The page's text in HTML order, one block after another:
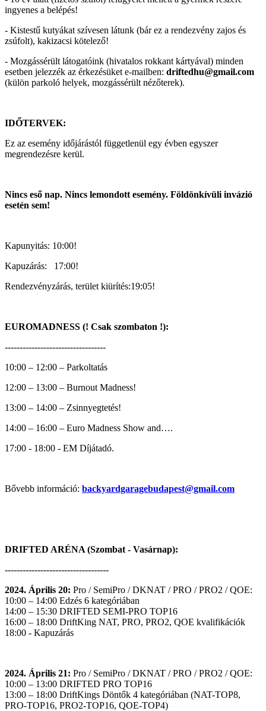
ingyenes a belépés!
- Kistestű kutyákat szívesen látunk (bár ez a rendezvény zajos és
zsúfolt), kakizacsi kötelező!
- Mozgássérült látogatóink (hivatalos rokkant kártyával) minden
esetben jelezzék az érkezésüket e-mailben: driftedhu@gmail.com
(külön parkoló helyek, mozgássérült nézőterek).
IDŐTERVEK:
Ez az esemény időjárástól függetlenül egy évben egyszer
megrendezésre kerül.
Nincs eső nap. Nincs lemondott esemény. Földönkívüli invázió
esetén sem!
Kapunyitás: 10:00!
Kapuzárás: 17:00!
Rendezvényzárás, terület kiürítés:19:05!
EUROMADNESS (! Csak szombaton !):
----------------------------------
10:00 – 12:00 – Parkoltatás
12:00 – 13:00 – Burnout Madness!
13:00 – 14:00 – Zsinnyegtetés!
14:00 – 16:00 – Euro Madness Show and….
17:00 - 18:00 - EM Díjátadó.
Bővebb információ: backyardgaragebudapest@gmail.com
DRIFTED ARÉNA (Szombat - Vasárnap):
-----------------------------------
2024. Április 20: Pro / SemiPro / DKNAT / PRO / PRO2 / QOE:
10:00 – 14:00 Edzés 6 kategóriában
14:00 – 15:30 DRIFTED SEMI-PRO TOP16
16:00 – 18:00 DriftKing NAT, PRO, PRO2, QOE kvalifikációk
18:00 - Kapuzárás
2024. Április 21: Pro / SemiPro / DKNAT / PRO / PRO2 / QOE:
10:00 – 13:00 DRIFTED PRO TOP16
13:00 – 18:00 DriftKings Döntők 4 kategóriában (NAT-TOP8,
PRO-TOP16, PRO2-TOP16, QOE-TOP4)